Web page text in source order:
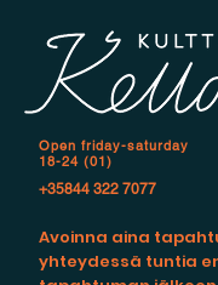
Open friday-saturday
18-24 (01)
+35844 322 7077
Avoinna aina
yhteydessä tuntia